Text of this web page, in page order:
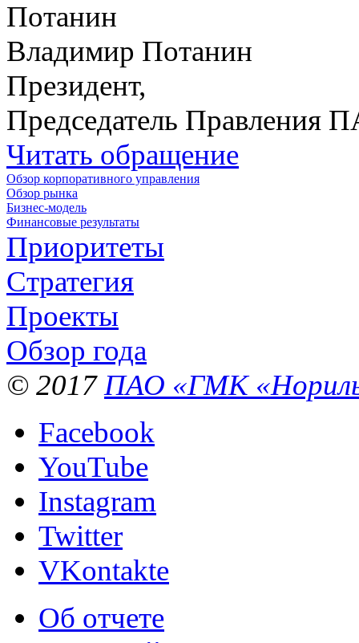
Владимир Потанин
Президент,
Председатель Правления
Читать обращение
Обзор корпоративного управления
Обзор рынка
Бизнес-модель
Финансовые результаты
Приоритеты
Стратегия
Проекты
Обзор года
© 2017 ПАО «ГМК
Facebook
YouTube
Instagram
Twitter
VKontakte
Об отчете